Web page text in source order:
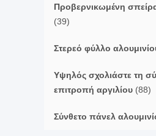
Προβερνικωμένη
(39)
Στερεό φύλλο
Υψηλός σχολιάστε τη
επιτροπή αργιλίου (88)
Σύνθετο πάνελ